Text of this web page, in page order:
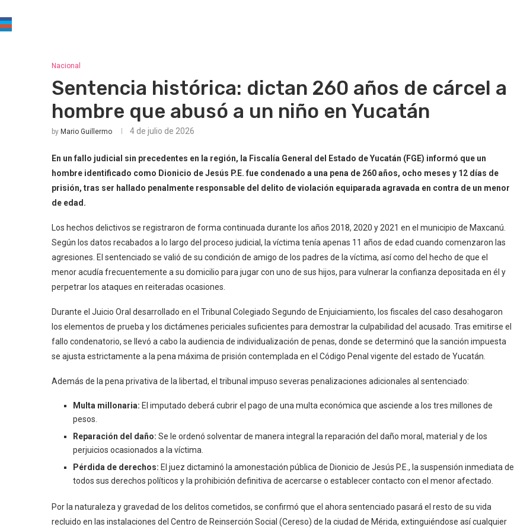
Nacional
Sentencia histórica: dictan 260 años de cárcel a
hombre que abusó a un niño en Yucatán
by Mario Guillermo 4 de julio de 2026
En un fallo judicial sin precedentes en la región, la Fiscalía General del Estado de Yucatán (FGE) informó que un
hombre identificado como Dionicio de Jesús P.E. fue condenado a una pena de 260 años, ocho meses y 12 días de
prisión, tras ser hallado penalmente responsable del delito de violación equiparada agravada en contra de un menor
de edad.
Los hechos delictivos se registraron de forma continuada durante los años 2018, 2020 y 2021 en el municipio de Maxcanú.
Según los datos recabados a lo largo del proceso judicial, la víctima tenía apenas 11 años de edad cuando comenzaron las
agresiones. El sentenciado se valió de su condición de amigo de los padres de la víctima, así como del hecho de que el
menor acudía frecuentemente a su domicilio para jugar con uno de sus hijos, para vulnerar la confianza depositada en él y
perpetrar los ataques en reiteradas ocasiones.
Durante el Juicio Oral desarrollado en el Tribunal Colegiado Segundo de Enjuiciamiento, los fiscales del caso desahogaron
los elementos de prueba y los dictámenes periciales suficientes para demostrar la culpabilidad del acusado. Tras emitirse el
fallo condenatorio, se llevó a cabo la audiencia de individualización de penas, donde se determinó que la sanción impuesta
se ajusta estrictamente a la pena máxima de prisión contemplada en el Código Penal vigente del estado de Yucatán.
Además de la pena privativa de la libertad, el tribunal impuso severas penalizaciones adicionales al sentenciado:
Multa millonaria: El imputado deberá cubrir el pago de una multa económica que asciende a los tres millones de
pesos.
Reparación del daño: Se le ordenó solventar de manera integral la reparación del daño moral, material y de los
perjuicios ocasionados a la víctima.
Pérdida de derechos: El juez dictaminó la amonestación pública de Dionicio de Jesús P.E., la suspensión inmediata de
todos sus derechos políticos y la prohibición definitiva de acercarse o establecer contacto con el menor afectado.
Por la naturaleza y gravedad de los delitos cometidos, se confirmó que el ahora sentenciado pasará el resto de su vida
recluido en las instalaciones del Centro de Reinserción Social (Cereso) de la ciudad de Mérida, extinguiéndose así cualquier